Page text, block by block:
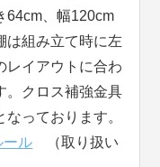
64cm、幅120cm
は組み立て時に左
レイアウトに合わ
。クロス補強金具
っております。
ール （取り扱い